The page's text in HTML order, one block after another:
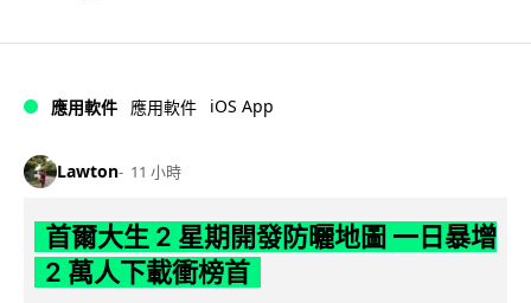
應用軟件 應用軟件 iOS App
Lawton 11 小時
首爾大生 2 星期開發防曬地圖 一日暴增
2 萬人下載衝榜首